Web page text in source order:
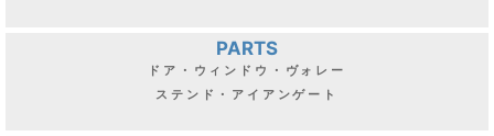
PARTS
ドア・ウィンドウ・ヴォレー
ステンド・アイアンゲート